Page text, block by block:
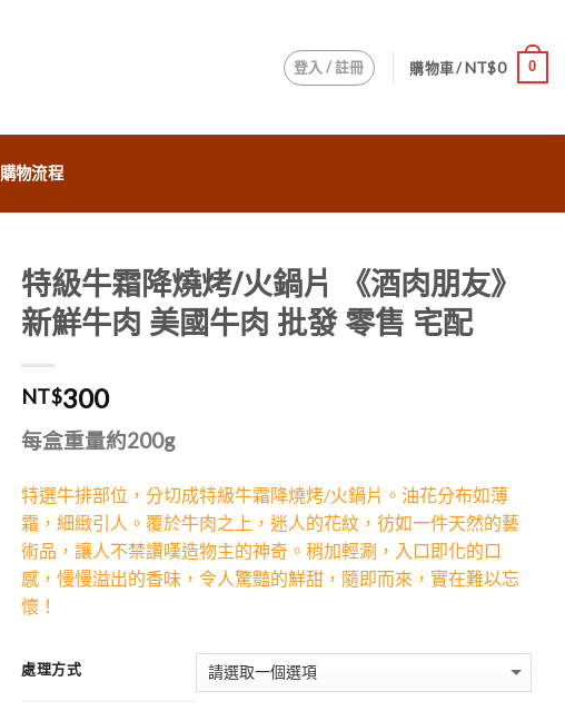
登入 / 註冊 購物車 /NT$0 0
購物流程
特級牛霜降燒烤/火鍋片 《酒肉朋友》
新鮮牛肉 美國牛肉 批發 零售 宅配
NT$300
每盒重量約200g
特選牛排部位，分切成特級牛霜降燒烤/火鍋片。油花分布如薄
霜，細緻引人。覆於牛肉之上，迷人的花紋，彷如一件天然的藝
術品，讓人不禁讚嘆造物主的神奇。稍加輕涮，入口即化的口
感，慢慢溢出的香味，令人驚豔的鮮甜，隨即而來，實在難以忘
懷！
處理方式